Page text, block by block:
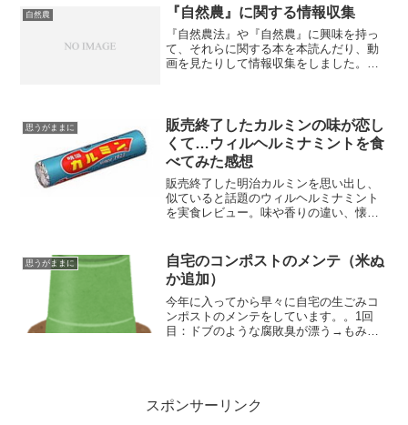
😫」っていうときに僕がやっている方法
をご紹介しようと思います。
自然農 『自然農』に関する情報収集
『自然農法』や『自然農』に興味を持っ
て、それらに関する本を本読んだり、動
画を見たりして情報収集をしました。読
思うがままに
販売終了したカルミンの味が恋し
くて…ウィルヘルミナミントを食
べてみた感想
販売終了した明治カルミンを思い出し、
似ていると話題のウィルヘルミナミント
を実食レビュー。味や香りの違い、懐か
思うがままに
自宅のコンポストのメンテ（米ぬ
か追加）
今年に入ってから早々に自宅の生ごみコ
ンポストのメンテをしています。。1回
目：ドブのような腐敗臭が漂う→もみ殻
ることにします
スポンサーリンク